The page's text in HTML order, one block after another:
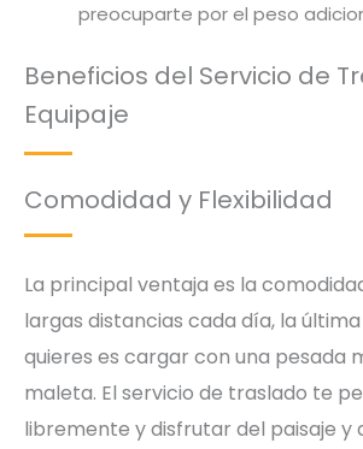
preocuparte por el peso
Beneficios del Servicio de
Equipaje
Comodidad y Flexibilidad
La principal ventaja es la
largas distancias cada día, la
quieres es cargar con una pesada
maleta. El servicio de traslado te
libremente y disfrutar del paisaje y